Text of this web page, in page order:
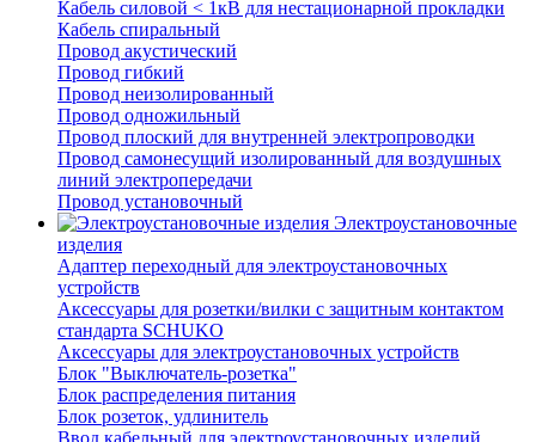
Кабель силовой < 1кВ для нестационарной прокладки
Кабель спиральный
Провод акустический
Провод гибкий
Провод неизолированный
Провод одножильный
Провод плоский для внутренней электропроводки
Провод самонесущий изолированный для воздушных
линий электропередачи
Провод установочный
Электроустановочные
изделия
Адаптер переходный для электроустановочных
устройств
Аксессуары для розетки/вилки с защитным контактом
стандарта SCHUKO
Аксессуары для электроустановочных устройств
Блок "Выключатель-розетка"
Блок распределения питания
Блок розеток, удлинитель
Ввод кабельный для электроустановочных изделий